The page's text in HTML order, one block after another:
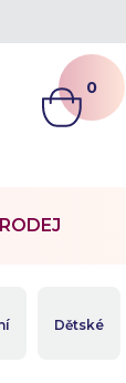
0
Dětské